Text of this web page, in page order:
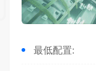
最低配置: